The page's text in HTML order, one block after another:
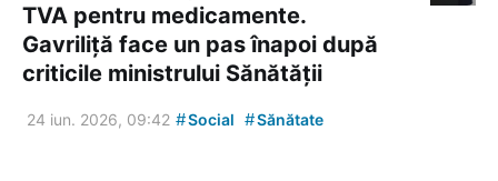
TVA pentru medicamente.
Gavriliță face un pas înapoi după
criticile ministrului Sănătății
24 iun. 2026, 09:42 #Social #Sănătate